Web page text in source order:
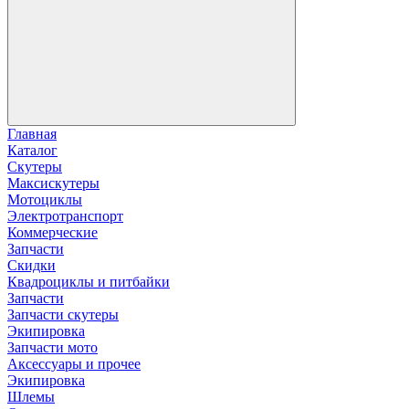
Главная
Каталог
Скутеры
Максискутеры
Мотоциклы
Электротранспорт
Коммерческие
Запчасти
Скидки
Квадроциклы и питбайки
Запчасти
Запчасти скутеры
Экипировка
Запчасти мото
Аксессуары и прочее
Экипировка
Шлемы